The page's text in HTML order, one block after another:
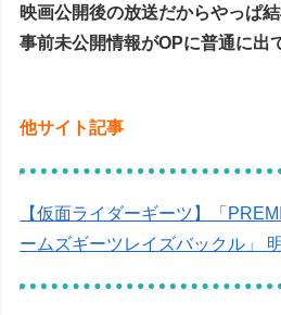
映画公開後の放送だからやっぱ
事前未公開情報がOPに普通に出
他サイト記事
【仮面ライダーギーツ】「
ームズギーツレイズバックル」